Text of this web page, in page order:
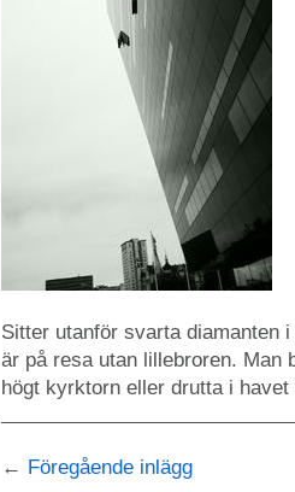
Sitter utanför svarta diamanten
är på resa utan lillebroren. Man
högt kyrktorn eller drutta i
Föregående inlägg